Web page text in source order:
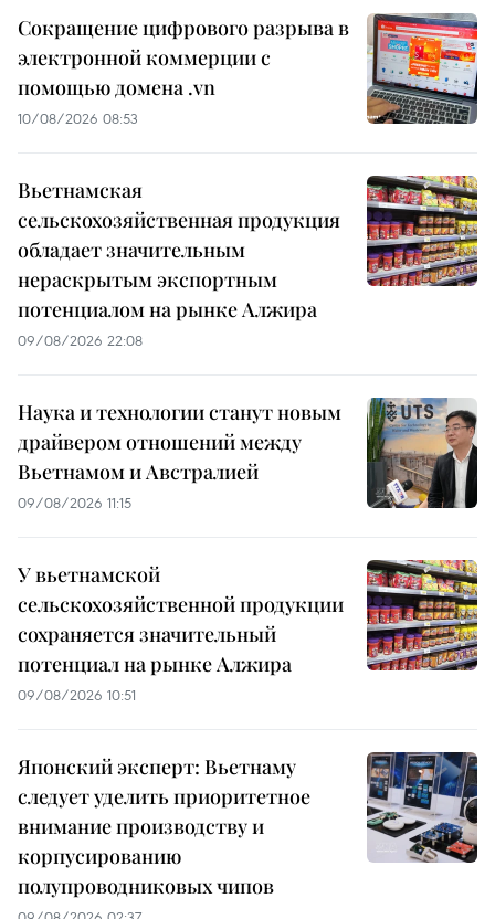
Сокращение цифрового разрыва в
электронной коммерции с
помощью домена .vn
10/08/2026 08:53
Вьетнамская
сельскохозяйственная продукция
обладает значительным
нераскрытым экспортным
потенциалом на рынке Алжира
09/08/2026 22:08
Наука и технологии станут новым
драйвером отношений между
Вьетнамом и Австралией
09/08/2026 11:15
У вьетнамской
сельскохозяйственной продукции
сохраняется значительный
потенциал на рынке Алжира
09/08/2026 10:51
Японский эксперт: Вьетнаму
следует уделить приоритетное
внимание производству и
корпусированию
полупроводниковых чипов